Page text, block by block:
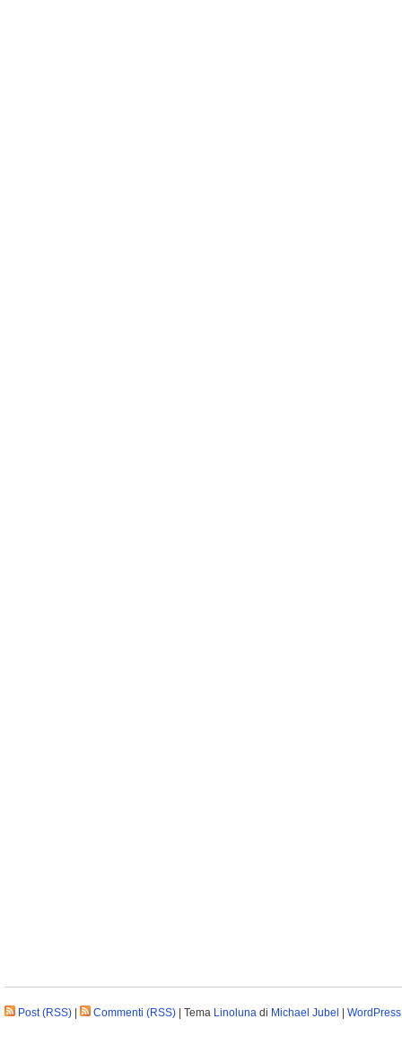
Post (RSS) Commenti (RSS) | Tema Linoluna di Michael Jubel WordPress